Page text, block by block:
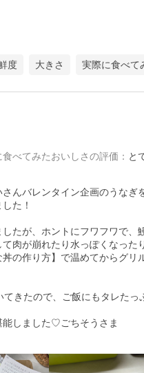
度 大きさ 実際に食べて
食べてみたおいしさの評価 ： と
んバレンタイン企画のうな
た！
たが、ホントにフワフワで、
肉が崩れたり水っぽくなった
の作り方】で温めてからグリ
きたので、ご飯にもタレたっ
能しました♡ごちそうさま